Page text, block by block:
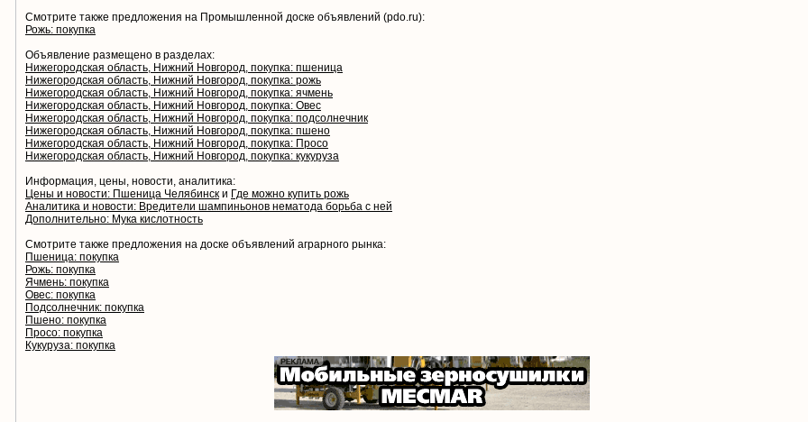
Смотрите также предложения на Промышленной доске объявлений (pdo.ru):
Рожь: покупка
Объявление размещено в разделах:
Нижегородская область, Нижний Новгород, покупка: пшеница
Нижегородская область, Нижний Новгород, покупка: рожь
Нижегородская область, Нижний Новгород, покупка: ячмень
Нижегородская область, Нижний Новгород, покупка: Овес
Нижегородская область, Нижний Новгород, покупка: подсолнечник
Нижегородская область, Нижний Новгород, покупка: пшено
Нижегородская область, Нижний Новгород, покупка: Просо
Нижегородская область, Нижний Новгород, покупка: кукуруза
Информация, цены, новости, аналитика:
Цены и новости: Пшеница Челябинск и Где можно купить рожь
Аналитика и новости: Вредители шампиньонов нематода борьба с ней
Дополнительно: Мука кислотность
Смотрите также предложения на доске объявлений аграрного рынка:
Пшеница: покупка
Рожь: покупка
Ячмень: покупка
Овес: покупка
Подсолнечник: покупка
Пшено: покупка
Просо: покупка
Кукуруза: покупка